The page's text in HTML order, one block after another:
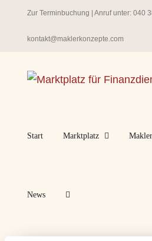
springen
Zur Terminbuchung | Anruf unter: 040
kontakt@maklerkonzepte.com
Start Marktplatz
News